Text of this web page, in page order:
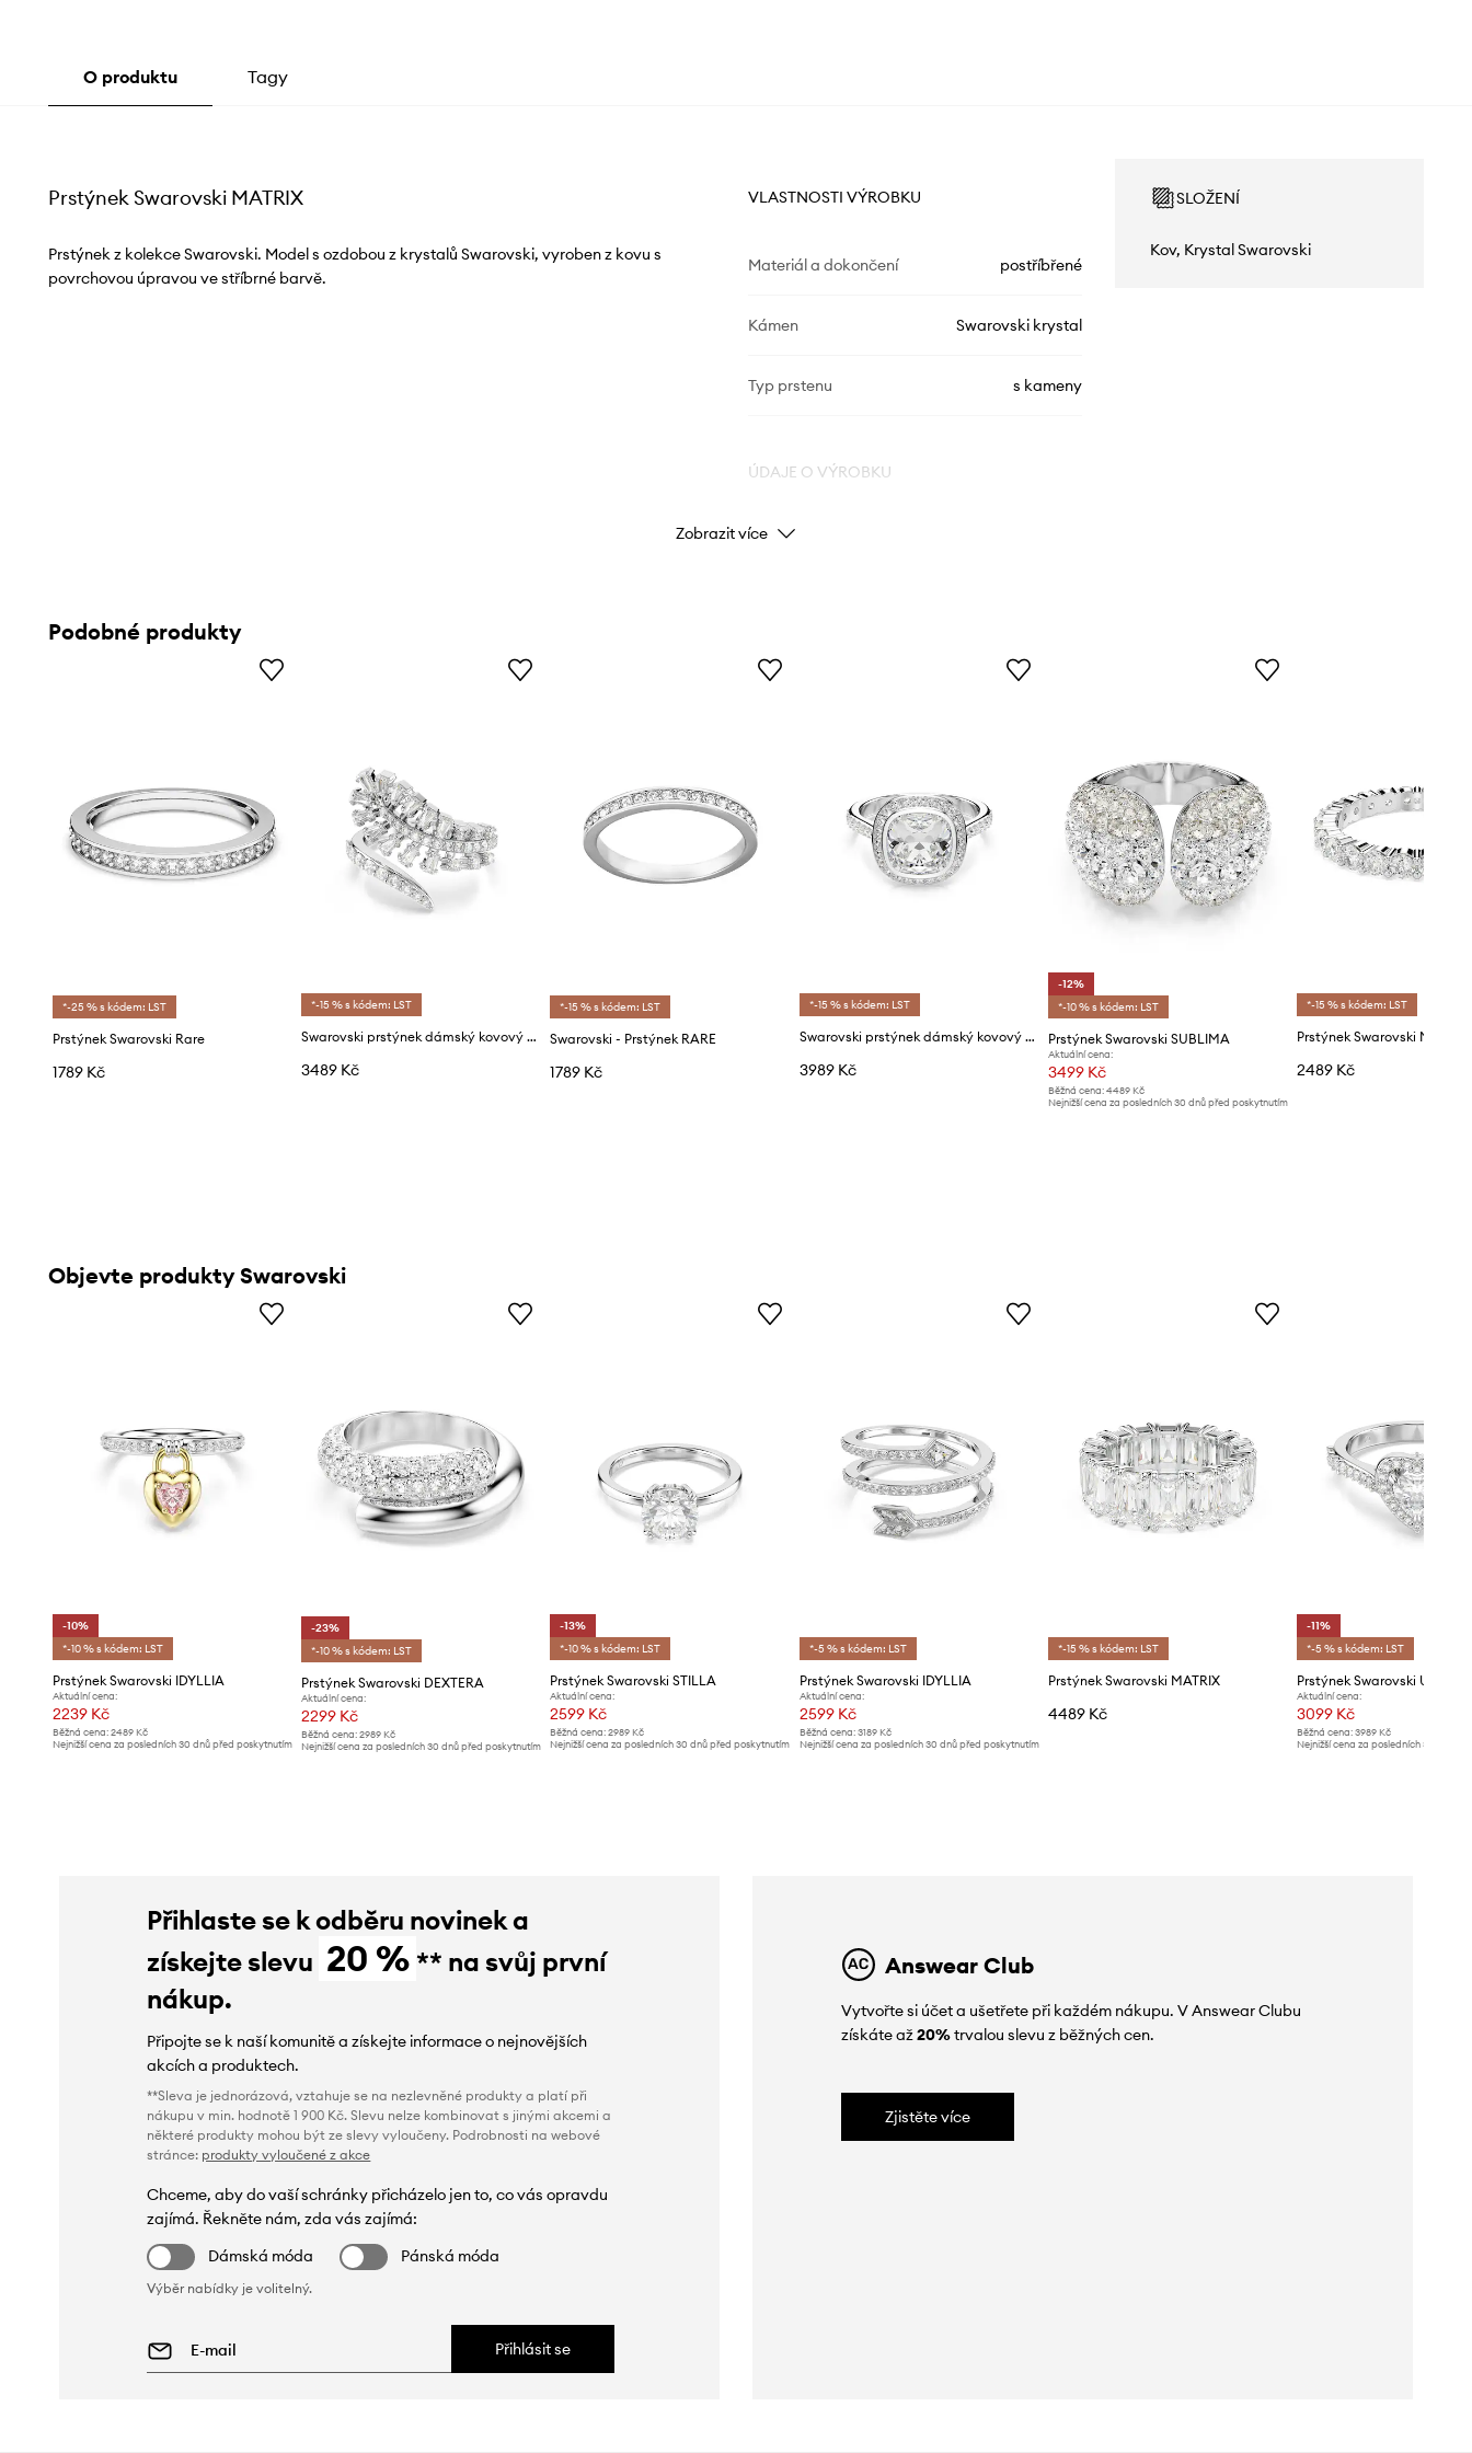
O produktu Tagy
Prstýnek Swarovski MATRIX
Prstýnek z kolekce Swarovski. Model s ozdobou z krystalů Swarovski, vyroben z kovu s
povrchovou úpravou ve stříbrné barvě.
VLASTNOSTI VÝROBKU
Materiál a dokončení postříbřené
Kámen Swarovski krystal
Typ prstenu s kameny
ÚDAJE O VÝROBKU
Kód výrobce
Značka Swarovski
SLOŽENÍ
Kov, Krystal Swarovski
Zobrazit více
Podobné produkty
*-25 % s kódem: LST
Prstýnek Swarovski Rare
1789 Kč
*-15 % s kódem: LST
Swarovski prstýnek dámský kovový s kubickým zirkonem VIENNA
3489 Kč
*-15 % s kódem: LST
Swarovski - Prstýnek RARE
1789 Kč
*-15 % s kódem: LST
Swarovski prstýnek dámský kovový se Swarovski krystalem UNA
3989 Kč
-12%
*-10 % s kódem: LST
Prstýnek Swarovski SUBLIMA
Aktuální cena:
3499 Kč
Běžná cena:4489 Kč
Nejnižší cena za posledních 30 dnů před poskytnutím
*-15 % s kódem: LST
Prstýnek Swarovski MATRIX
2489 Kč
Objevte produkty Swarovski
-10%
*-10 % s kódem: LST
Prstýnek Swarovski IDYLLIA
Aktuální cena:
2239 Kč
Běžná cena: 2489 Kč
Nejnižší cena za posledních 30 dnů před poskytnutím
-23%
*-10 % s kódem: LST
Prstýnek Swarovski DEXTERA
Aktuální cena:
2299 Kč
Běžná cena:2989 Kč
Nejnižší cena za posledních 30 dnů před poskytnutím
-13%
*-10 % s kódem: LST
Prstýnek Swarovski STILLA
Aktuální cena:
2599 Kč
Běžná cena: 2989 Kč
Nejnižší cena za posledních 30 dnů před poskytnutím
*-5 % s kódem: LST
Prstýnek Swarovski IDYLLIA
Aktuální cena:
2599 Kč
Běžná cena: 3189 Kč
Nejnižší cena za posledních 30 dnů před poskytnutím
*-15 % s kódem: LST
Prstýnek Swarovski MATRIX
4489 Kč
-11%
*-5 % s kódem: LST
Prstýnek Swarovski UNA
Aktuální cena:
3099 Kč
Běžná cena: 3989 Kč
Nejnižší cena za posledních 30 dnů
Přihlaste se k odběru novinek a
získejte slevu 20 % ** na svůj první
nákup.
Připojte se k naší komunitě a získejte informace o nejnovějších
akcích a produktech.
**Sleva je jednorázová, vztahuje se na nezlevněné produkty a platí při
nákupu v min. hodnotě 1 900 Kč. Slevu nelze kombinovat s jinými akcemi a
některé produkty mohou být ze slevy vyloučeny. Podrobnosti na webové
stránce: produkty vyloučené z akce
Chceme, aby do vaší schránky přicházelo jen to, co vás opravdu
zajímá. Řekněte nám, zda vás zajímá:
Dámská móda
Pánská móda
Výběr nabídky je volitelný.
Přihlásit se
Answear Club
Vytvořte si účet a ušetřete při každém nákupu. V Answear Clubu
získáte až20%trvalou slevu z běžných cen.
Zjistěte více